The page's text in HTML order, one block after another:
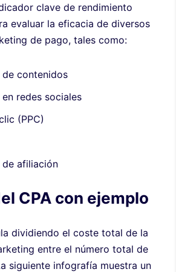
clave de rendimiento
evaluar la eficacia de diversos
de pago, tales como:
contenidos
redes sociales
(PPC)
afiliación
CPA con ejemplo
dividiendo el coste total de la
entre el número total de
siguiente infografía muestra un